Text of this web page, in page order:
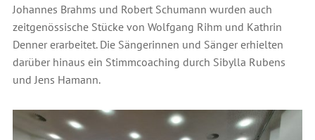
Johannes Brahms und Robert Schumann wurden auch
zeitgenössische Stücke von Wolfgang Rihm und Kathrin
Denner erarbeitet. Die Sängerinnen und Sänger erhielten
darüber hinaus ein Stimmcoaching durch Sibylla Rubens
und Jens Hamann.